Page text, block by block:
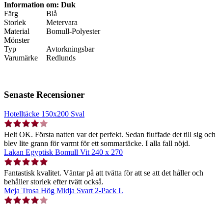
Information om: Duk
Färg
Blå
Storlek
Metervara
Material
Bomull-Polyester
Mönster
Typ
Avtorkningsbar
Varumärke
Redlunds
Senaste Recensioner
Hotelltäcke 150x200 Sval
Helt OK. Första natten var det perfekt. Sedan fluffade det till sig och
blev lite grann för varmt för ett sommartäcke. I alla fall nöjd.
Lakan Egyptisk Bomull Vit 240 x 270
Fantastisk kvalitet. Väntar på att tvätta för att se att det håller och
behåller storlek efter tvätt också.
Meja Trosa Hög Midja Svart 2-Pack L